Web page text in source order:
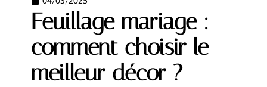
Feuillage mariage :
comment choisir le
meilleur décor ?